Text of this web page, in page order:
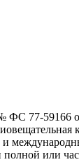
77-59166
полной или